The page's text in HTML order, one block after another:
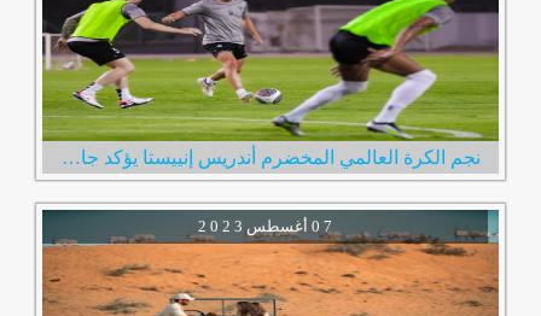
نجم الكرة العالمي المخضرم أندريس إنييستا يؤكد جاهزيته لخوض أولى مبارياته مع نادي الإمارات
2 0 2 3 0 7